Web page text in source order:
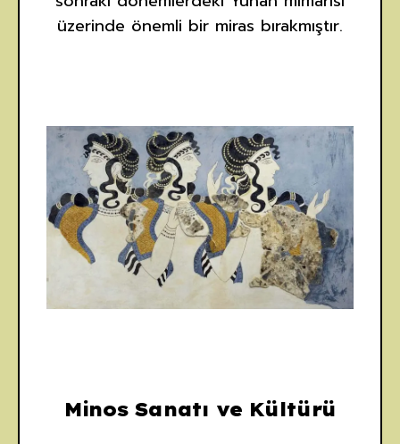
üzerinde önemli bir miras bırakmıştır.
Minos Sanatı ve Kültürü